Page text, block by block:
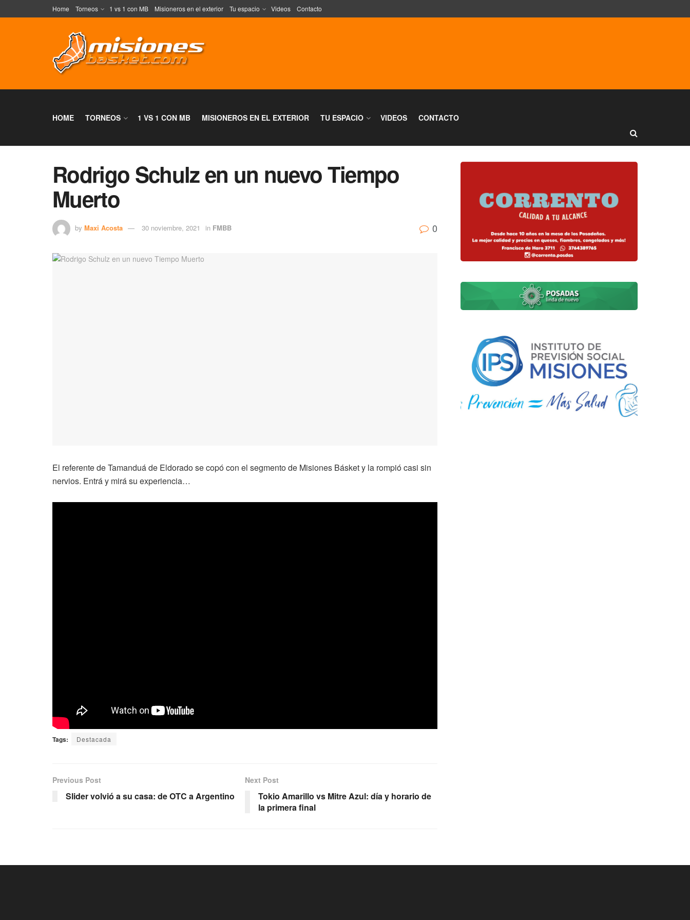
Home Torneos 1 vs 1 con MB Misioneros en el exterior Tu espacio Videos Contacto
HOME TORNEOS 1 VS 1 CON MB MISIONEROS EN EL EXTERIOR TU ESPACIO VIDEOS CONTACTO
Rodrigo Schulz en un nuevo Tiempo
Muerto
by Maxi Acosta 30 noviembre, 2021 in FMBB 0
El referente de Tamanduá de Eldorado se copó con el segmento de Misiones Básket y la rompió casi sin
nervios. Entrá y mirá su experiencia…
Tags: Destacada
Previous Post
Slider volvió a su casa: de OTC a Argentino
Next Post
Tokio Amarillo vs Mitre Azul: día y horario de
la primera final